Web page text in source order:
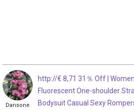
Dansone
http://€ 8,71 31％ Off |
Fluorescent One-shoulder
Bodysuit Casual Sexy